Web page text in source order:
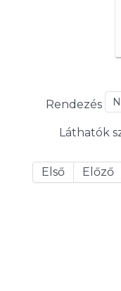
Rendezés
Láthatók
Első Előző